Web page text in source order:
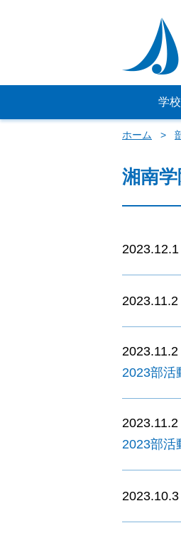
学
ホーム
湘南
2023.12.1
2023.11.2
2023.11.2
2023部活
2023.11.2
2023部活
2023.10.3